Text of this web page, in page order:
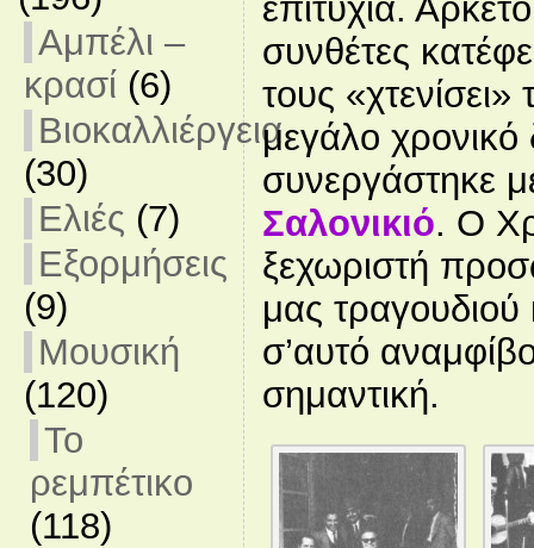
Αμπέλι –
κρασί (6)
Βιοκαλλιέργεια
(30)
Ελιές (7)
Εξορμήσεις
(9)
Μουσική
(120)
Το
ρεμπέτικο
(118)
επιτυχία.
συνθέτες
τους
μεγάλο χρονικό
συνεργάστηκε
Σαλονικιό. Ο
ξεχωριστή
μας
σ’αυτό
σημαντική.